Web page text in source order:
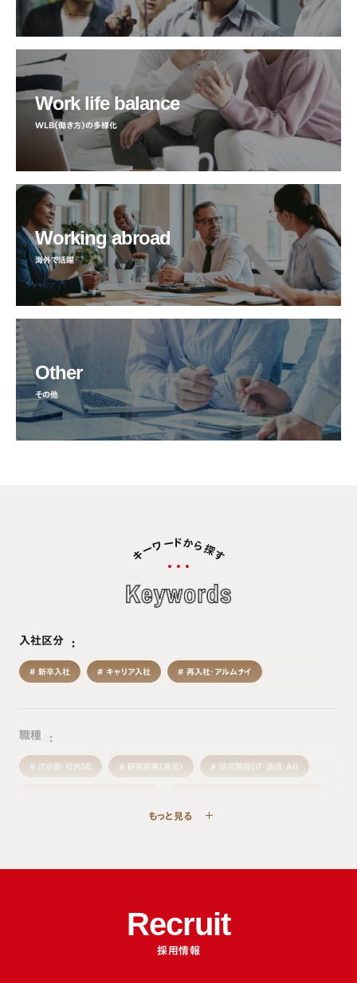
Work life balance
WLB（働き方）の多様化
Working abroad
海外で活躍
Other
その他
キーワ ー ドから探す
入社区分
新卒入社 キャリア入社 再入社・アルムナイ
職種
IT企画・社内SE 研究開発（電気） 研究開発（IT・通信・AI）
もっと見る
Recruit
採用情報